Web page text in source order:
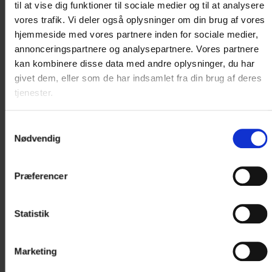
til at vise dig funktioner til sociale medier og til at analysere
vores trafik. Vi deler også oplysninger om din brug af vores
hjemmeside med vores partnere inden for sociale medier,
annonceringspartnere og analysepartnere. Vores partnere
kan kombinere disse data med andre oplysninger, du har
givet dem, eller som de har indsamlet fra din brug af deres
tjenester.
Nødvendig
Præferencer
Statistik
Marketing
markedsføring og analyse af generel
gæste-/kundeadfærd, som har til hensigt generelt
at forbedre oplevelsen hos Hotel Dagmar og
kvaliteten af Hotel Dagmars serviceydelser og
produkter.
ophold/besøg hos Hotel Dagmar oplyser særlige
personlige præferencer eller hensyn, herunder
religiøs overbevisning eller lignende,
sikre, at der tages hensyn til gæstens/kundens
I nogle situationer modtager Hotel